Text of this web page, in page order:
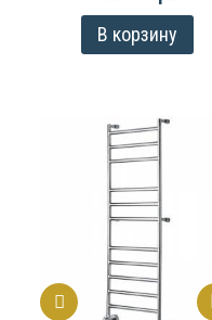
В корзину